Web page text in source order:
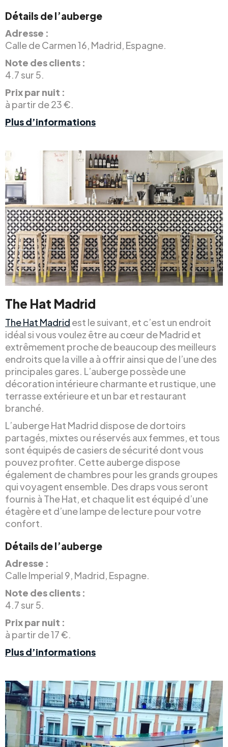
Détails de l’auberge
Adresse :
Calle de Carmen 16, Madrid, Espagne.
Note des clients :
4.7 sur 5.
Prix par nuit :
à partir de 23 €.
Plus d’informations
The Hat Madrid
The Hat Madrid est le suivant, et c’est un endroit
idéal si vous voulez être au cœur de Madrid et
extrêmement proche de beaucoup des meilleurs
endroits que la ville a à offrir ainsi que de l’une des
principales gares. L’auberge possède une
décoration intérieure charmante et rustique, une
terrasse extérieure et un bar et restaurant
branché.
L’auberge Hat Madrid dispose de dortoirs
partagés, mixtes ou réservés aux femmes, et tous
sont équipés de casiers de sécurité dont vous
pouvez profiter. Cette auberge dispose
également de chambres pour les grands groupes
qui voyagent ensemble. Des draps vous seront
fournis à The Hat, et chaque lit est équipé d’une
étagère et d’une lampe de lecture pour votre
confort.
Détails de l’auberge
Adresse :
Calle Imperial 9, Madrid, Espagne.
Note des clients :
4.7 sur 5.
Prix par nuit :
à partir de 17 €.
Plus d’informations